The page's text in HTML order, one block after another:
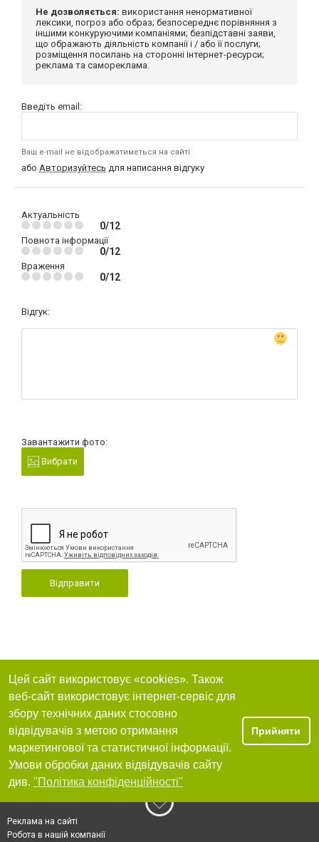
Не дозволяється: використання ненормативної
лексики, погроз або образ; безпосереднє порівняння з
іншими конкуруючими компаніями; безпідставні заяви,
що ображають діяльність компанії і / або її послуги;
розміщення посилань на сторонні інтернет-ресурси;
реклама та самореклама.
Введіть email:
Ваш e-mail не відображатиметься на сайті
або Авторизуйтесь для написання відгуку
Актуальність
0/12
Повнота інформації
0/12
Враження
0/12
Відгук:
Завантажити фото:
Вибрати
Відправити
Цей сайт використовує «cookies». Також
веб-сайт використовує інтернет-сервіс для
збору технічних даних стосовно
відвідувачів з метою отримання
маркетингової та статистичної інформації.
Умови обробки даних відвідувачів сайту
див. "Політика конфіденційності"
Прийняти
Реклама на сайті
Робота в нашій компанії